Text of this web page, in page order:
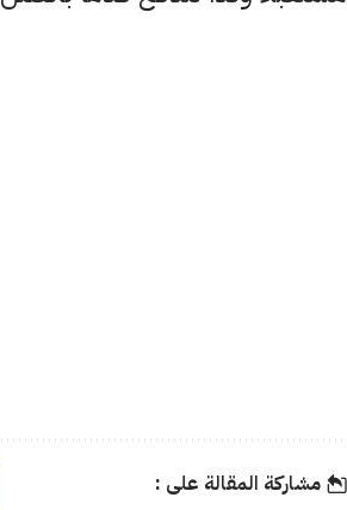
مشاركة المقالة على :